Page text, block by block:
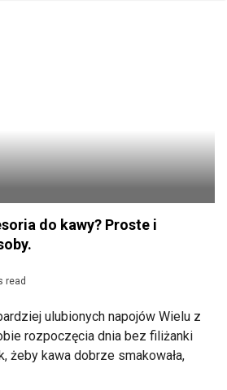
do kawy? Proste i
read
ulubionych napojów Wielu z
rozpoczęcia dnia bez filiżanki
żeby kawa dobrze smakowała,